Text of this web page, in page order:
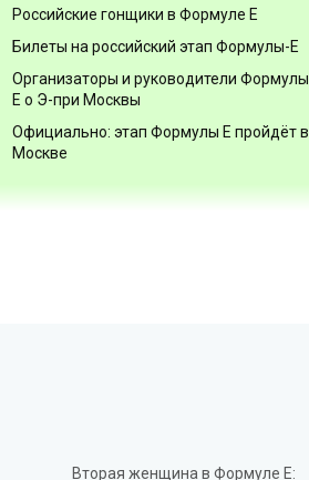
Российские гонщики в Формуле Е
Билеты на российский этап Формулы-Е
Организаторы и руководители Формулы
Е о Э-при Москвы
Официально: этап Формулы Е пройдёт в
Москве
Вторая женщина в Формуле Е: